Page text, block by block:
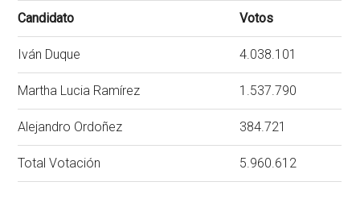
Candidato Votos
Iván Duque 4.038.101
Martha Lucia Ramírez 1.537.790
Alejandro Ordoñez 384.721
Total Votación 5.960.612